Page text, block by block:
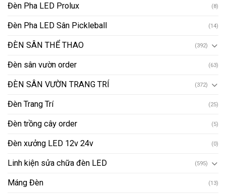
Đèn Pha LED Prolux (8)
Đèn Pha LED Sân Pickleball (14)
ĐÈN SÂN THỂ THAO (392)
Đèn sân vườn order (63)
ĐÈN SÂN VƯỜN TRANG TRÍ (372)
Đèn Trang Trí (25)
Đèn trồng cây order (5)
Đèn xưởng LED 12v 24v (0)
Linh kiện sửa chữa đèn LED (595)
Máng Đèn (13)